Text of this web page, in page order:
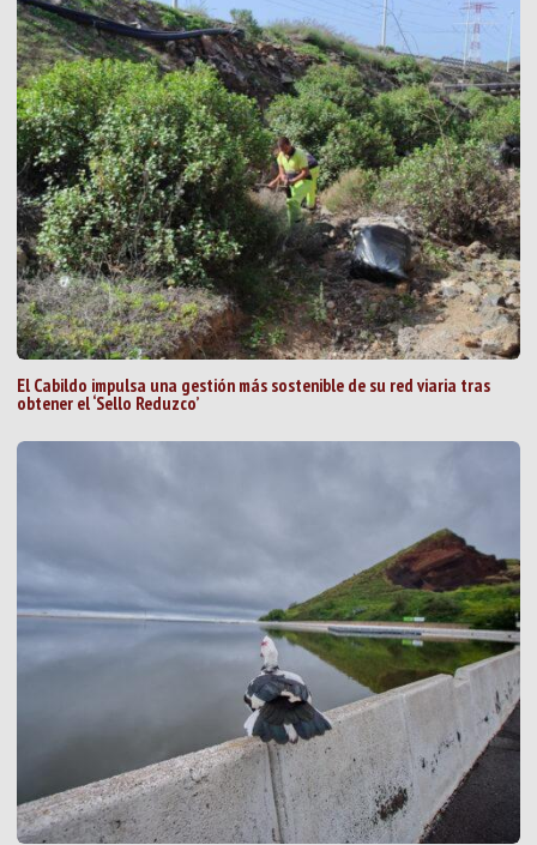
El Cabildo impulsa una gestión más sostenible de su red viaria tras
obtener el ‘Sello Reduzco’